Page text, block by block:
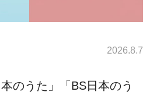
2026.8.7
のうた」「BS日本のう